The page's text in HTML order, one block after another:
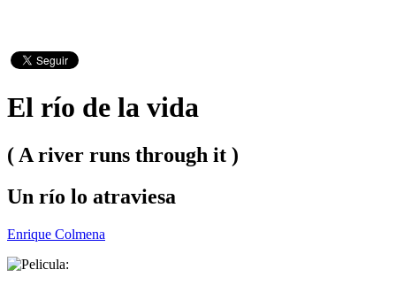
El río de la vida
( A river runs through it )
Un río lo atraviesa
Enrique Colmena